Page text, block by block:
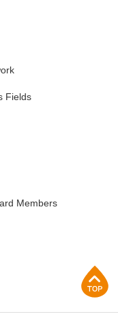
Fields
Members